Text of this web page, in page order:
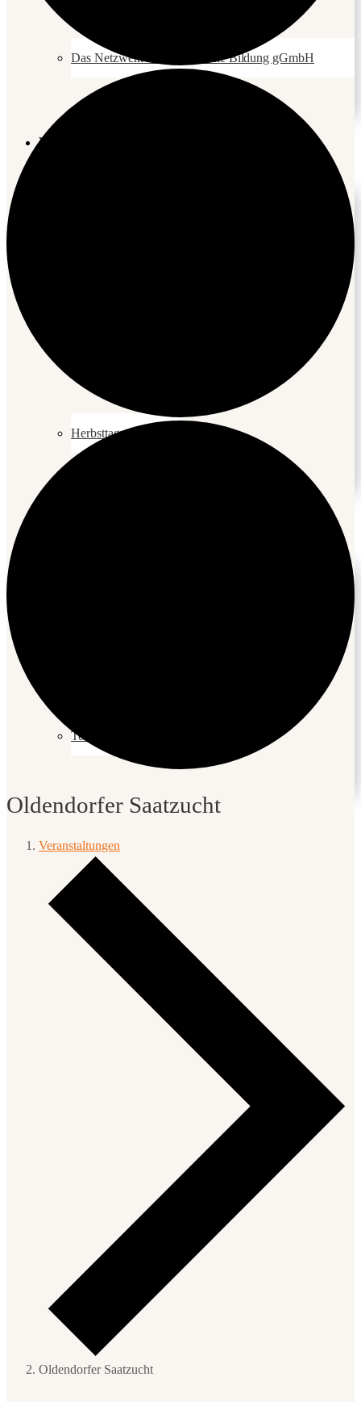
Das Netzwerk Biodynamische Bildung gGmbH
Weitere Angebote
Herbsttagung
Teilnehmerstimmen
Oldendorfer Saatzucht
Veranstaltungen
Oldendorfer Saatzucht